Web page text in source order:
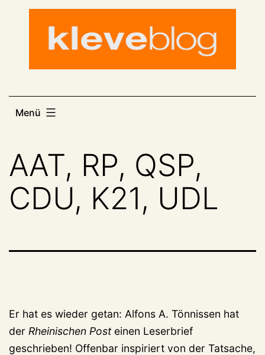
Menü
AAT, RP, QSP,
CDU, K21, UDL
Er hat es wieder getan: Alfons A. Tönnissen hat
der Rheinischen Posteinen Leserbrief
geschrieben! Offenbar inspiriert von der Tatsache,